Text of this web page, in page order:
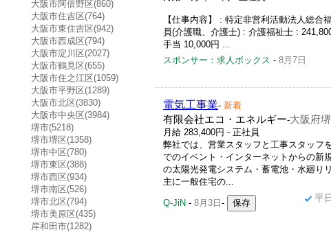
大阪市阿倍野区(860)
大阪市住吉区(764)
大阪市東住吉区(942)
大阪市西成区(794)
大阪市淀川区(2027)
大阪市鶴見区(655)
大阪市住之江区(1059)
大阪市平野区(1289)
大阪市北区(3830)
大阪市中央区(3984)
堺市(5218)
堺市堺区(1358)
堺市中区(780)
堺市東区(388)
堺市西区(934)
堺市南区(526)
堺市北区(794)
堺市美原区(435)
岸和田市(1282)
【仕事内容】 : 特定非営利活動法人総
員(介護職、介護士) : 介護福祉士 :
手当 10,000円 ...
スポンサー：求人ボックス - 8月7日
電気工事業- 新着
有限会社エコ・エネルギー-大阪府
月給 283,400円 - 正社員
弊社では、営業スタッフと工事スタッフ
でのイベント・インターネットからの新
の太陽光発電システム・蓄電池・水廻り
主に一般住宅の...
Q-JiN - 8月3日 - 平